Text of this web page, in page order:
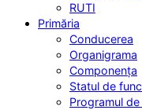
RUTI
Primăria
Conducerea
Organigrama
Componența
Statul de
Programul